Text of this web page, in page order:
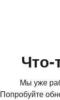
Что-
Мы уже
Попробуйте